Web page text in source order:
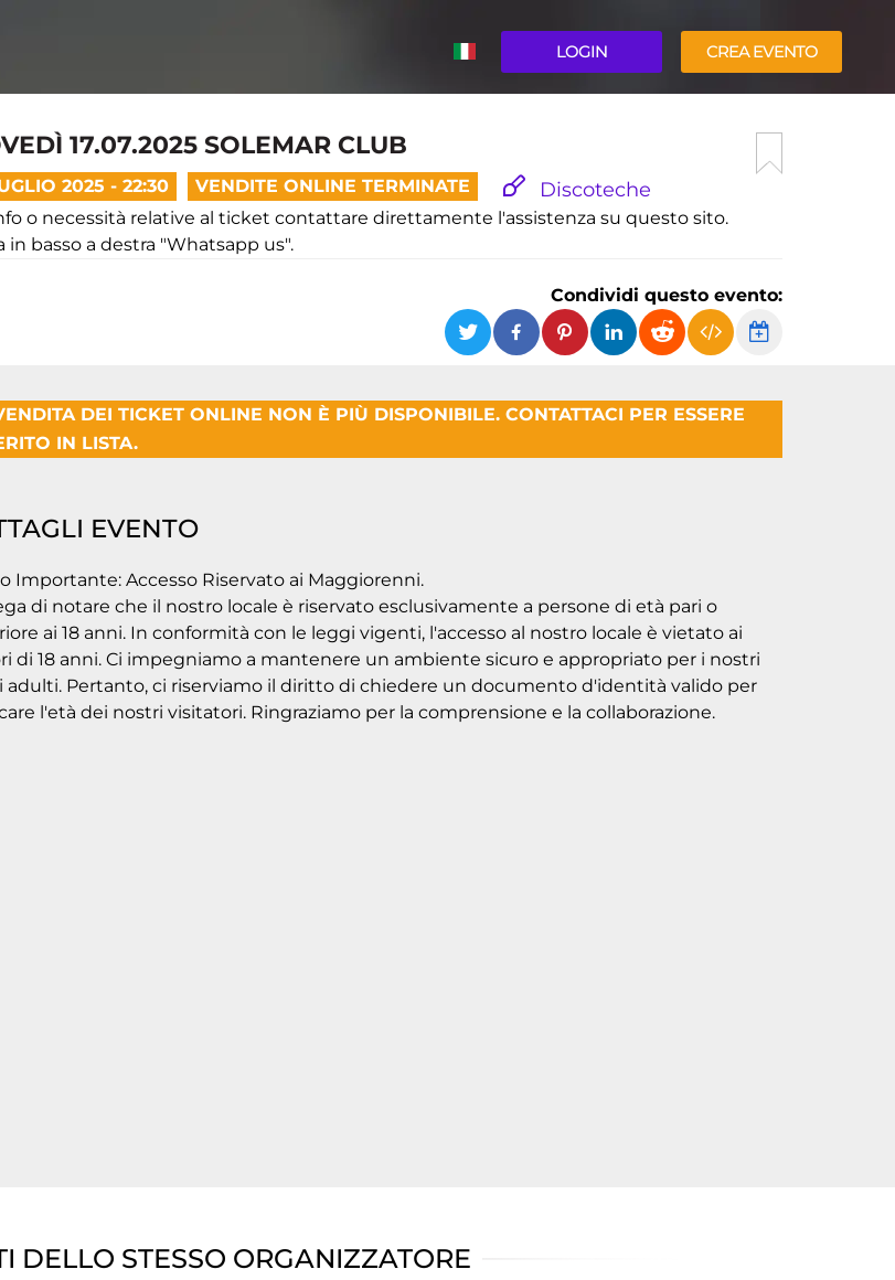
LOGIN CREA EVENTO
17.07.2025 SOLEMAR CLUB
2025 - 22:30 VENDITE ONLINE TERMINATE Discoteche
o necessità relative al ticket contattare direttamente l'assistenza su questo sito.
in basso a destra "Whatsapp us".
Condividi questo evento:
DEI TICKET ONLINE NON È PIÙ DISPONIBILE. CONTATTACI PER ESSERE
IN LISTA.
EVENTO
Importante: Accesso Riservato ai Maggiorenni.
di notare che il nostro locale è riservato esclusivamente a persone di età pari o
ai 18 anni. In conformità con le leggi vigenti, l'accesso al nostro locale è vietato ai
di 18 anni. Ci impegniamo a mantenere un ambiente sicuro e appropriato per i nostri
adulti. Pertanto, ci riserviamo il diritto di chiedere un documento d'identità valido per
l'età dei nostri visitatori. Ringraziamo per la comprensione e la collaborazione.
DELLO STESSO ORGANIZZATORE